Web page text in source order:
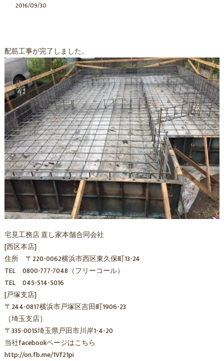
2016/09/30
配筋工事が完了しました。
宅見工務店 直し家本舗合同会社
[西区本店]
住所 〒220-0062横浜市西区東久保町13-24
TEL 0800-777-7048（フリーコール）
TEL 045-514-5016
[戸塚支店]
〒244-0817横浜市戸塚区吉田町1906-23
［埼玉支店］
〒335-0015埼玉県戸田市川岸1-4-20
当社facebookページはこちら
http://on.fb.me/1Vf21pi